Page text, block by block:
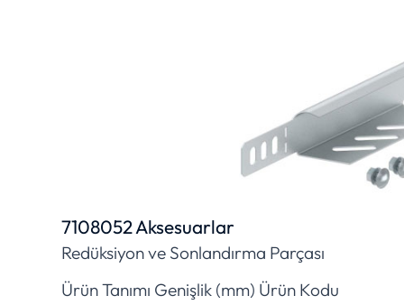
7108052 Aksesuarlar
Redüksiyon ve Sonlandırma Parçası
Ürün Tanımı Genişlik (mm) Ürün Kodu